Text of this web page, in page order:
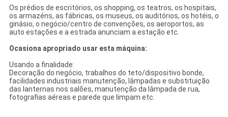
Os prédios de escritórios, os shopping, os teatros, os hospitais,
os armazéns, as fábricas, os museus, os auditórios, os hotéis, o
ginásio, o negócio/centro de convenções, os aeroportos, as
auto estações e a estrada anunciam a estação etc.
Ocasiona apropriado usar esta máquina:
Usando a finalidade:
Decoração do negócio, trabalhos do teto/dispositivo bonde,
facilidades industriais manutenção, lâmpadas e substituição
das lanternas nos salões, manutenção da lâmpada de rua,
fotografias aéreas e parede que limpam etc.